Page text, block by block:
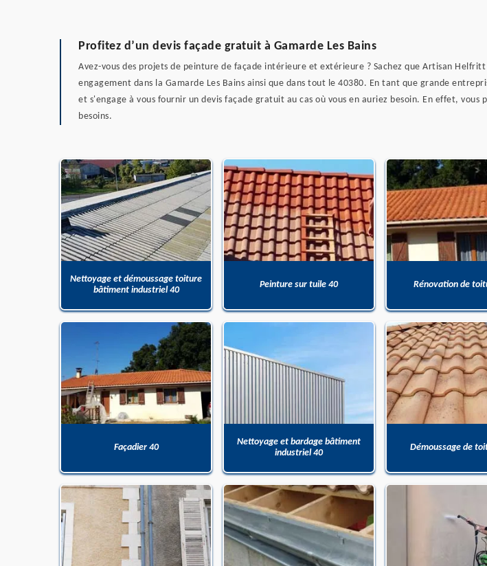
Profitez d’un devis façade gratuit à Gamarde Les Bains
Avez-vous des projets de peinture de façade intérieure et extérieure ? Sachez que Artisan
engagement dans la Gamarde Les Bains ainsi que dans tout le 40380. En tant que grande
et s'engage à vous fournir un devis façade gratuit au cas où vous en auriez besoin. En effet,
besoins.
Nettoyage et démoussage toiture
bâtiment industriel 40
Peinture sur tuile 40 Rénovation de
Façadier 40
Nettoyage et bardage bâtiment
industriel 40
Démoussage de